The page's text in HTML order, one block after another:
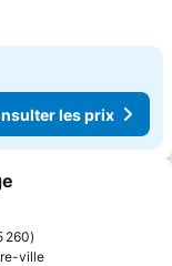
les prix
favoris
260
ville